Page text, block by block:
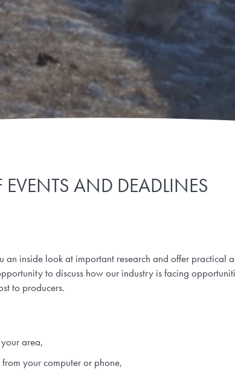
AND DEADLINES
inside look at important research and offer practical
to discuss how our industry is facing
to producers.
area,
your computer or phone,